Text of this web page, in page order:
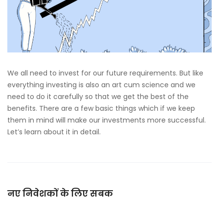
We all need to invest for our future requirements. But like
everything investing is also an art cum science and we
need to do it carefully so that we get the best of the
benefits. There are a few basic things which if we keep
them in mind will make our investments more successful.
Let’s learn about it in detail.
नए निवेशकों के लिए सबक